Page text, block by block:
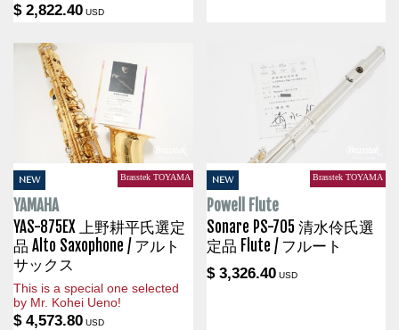
$ 2,822.40 USD
NEW Brasstek TOYAMA
YAMAHA
YAS-875EX 上野耕平氏選定
品 Alto Saxophone / アルト
サックス
This is a special one selected
by Mr. Kohei Ueno!
$ 4,573.80 USD
NEW Brasstek TOYAMA
Powell Flute
Sonare PS-705 清水伶氏選
定品 Flute / フルート
$ 3,326.40USD